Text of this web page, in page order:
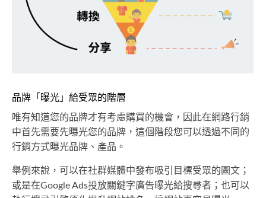
品牌「曝光」給受眾的階層
唯有知道您的品牌才有考慮購買的機會，因此在網路行銷
中首先需要先曝光您的品牌，這個階段您可以透過不同的
行銷方式曝光品牌、產品。
舉例來說，可以在社群媒體中發布吸引目標受眾的圖文；
或是在Google Ads投放關鍵字廣告曝光給搜尋者；也可以